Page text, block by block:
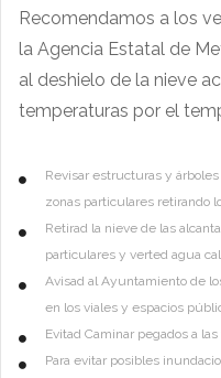
Recomendamos a los
la Agencia Estatal de
al deshielo de la nieve
temperaturas por el
Revisar estructuras y
zonas particulares retirando
Retirad la nieve de las
particulares y verted agua
Avisad al Ayuntamiento de
en los viales y espacios
Evitad Caminar pegados a
Para evitar posibles